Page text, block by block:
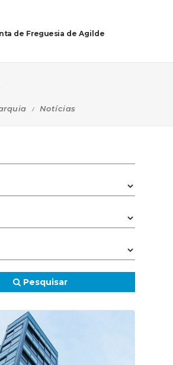
de Freguesia de Agilde
Notícias
Pesquisar